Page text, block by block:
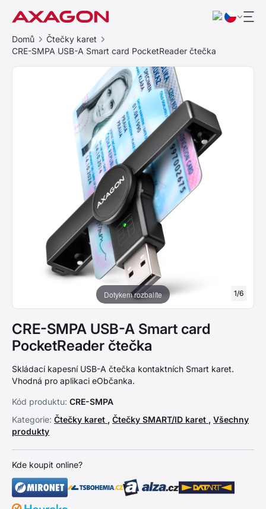
Domů
Čtečky karet
CRE-SMPA USB-A Smart card PocketReader čtečka
Dotykem rozbalíte 1/6
CRE-SMPA USB-A Smart card
PocketReader čtečka
Skládací kapesní USB-A čtečka kontaktních Smart karet.
Vhodná pro aplikaci eObčanka.
Kód produktu: CRE-SMPA
Kategorie: Čtečky karet , Čtečky SMART/ID karet , Všechny
produkty
Kde koupit online?